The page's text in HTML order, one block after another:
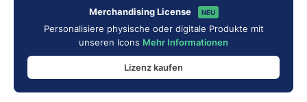
Merchandising License NEU
Personalisiere physische oder digitale Produkte mit
unseren Icons Mehr Informationen
Lizenz kaufen